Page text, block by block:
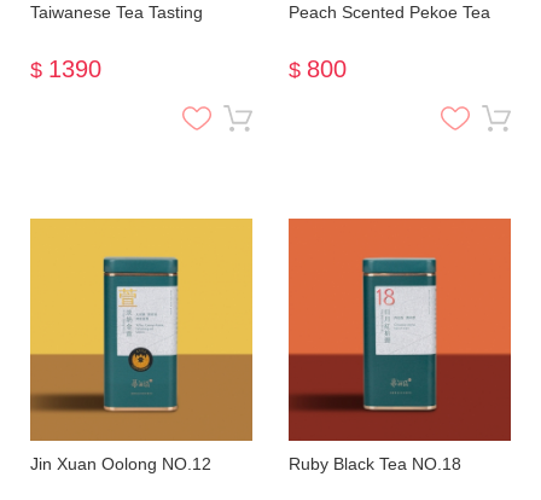
Taiwanese Tea Tasting
$ 1390
Peach Scented Pekoe Tea
$ 800
Jin Xuan Oolong NO.12 Ruby Black Tea NO.18